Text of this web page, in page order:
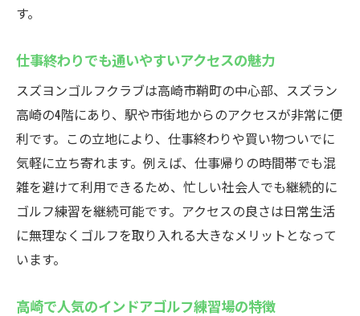
す。
仕事終わりでも通いやすいアクセスの魅力
スズヨンゴルフクラブは高崎市鞘町の中心部、スズラン
高崎の4階にあり、駅や市街地からのアクセスが非常に便
利です。この立地により、仕事終わりや買い物ついでに
気軽に立ち寄れます。例えば、仕事帰りの時間帯でも混
雑を避けて利用できるため、忙しい社会人でも継続的に
ゴルフ練習を継続可能です。アクセスの良さは日常生活
に無理なくゴルフを取り入れる大きなメリットとなって
います。
高崎で人気のインドアゴルフ練習場の特徴